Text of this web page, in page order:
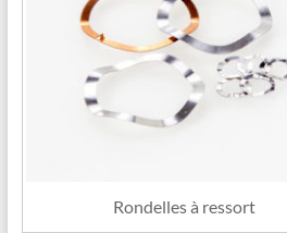
Rondelles à ressort